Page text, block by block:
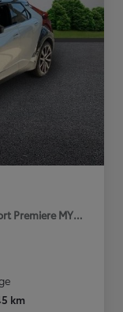
Premiere MY25
km